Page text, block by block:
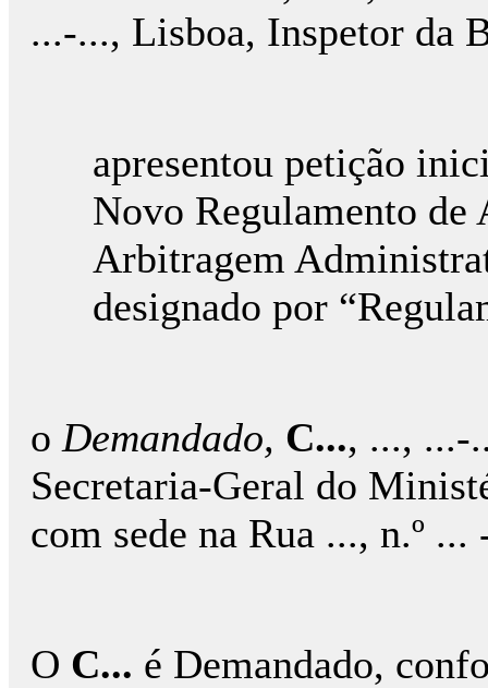
...-..., Lisboa, Inspetor da
apresentou petição
Novo Regulamento de
Arbitragem
designado por
o Demandado, C..., ..., ...-
Secretaria-Geral do
com sede na Rua ..., n.º
O C... é Demandado,